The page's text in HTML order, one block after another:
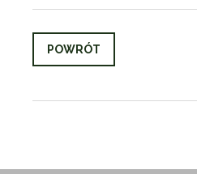
POWRÓT